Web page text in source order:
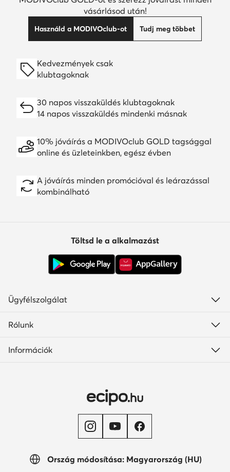
vásárlásod után!
Használd a MODIVOclub-ot Tudj meg többet
Kedvezmények csak
klubtagoknak
30 napos visszaküldés klubtagoknak
14 napos visszaküldés mindenki másnak
10% jóváírás a MODIVOclub GOLD tagsággal
online és üzleteinkben, egész évben
A jóváírás minden promócióval és leárazással
kombinálható
Ország módosítása: Magyarország (HU)
Töltsd le a alkalmazást
Ügyfélszolgálat
Rólunk
Információk